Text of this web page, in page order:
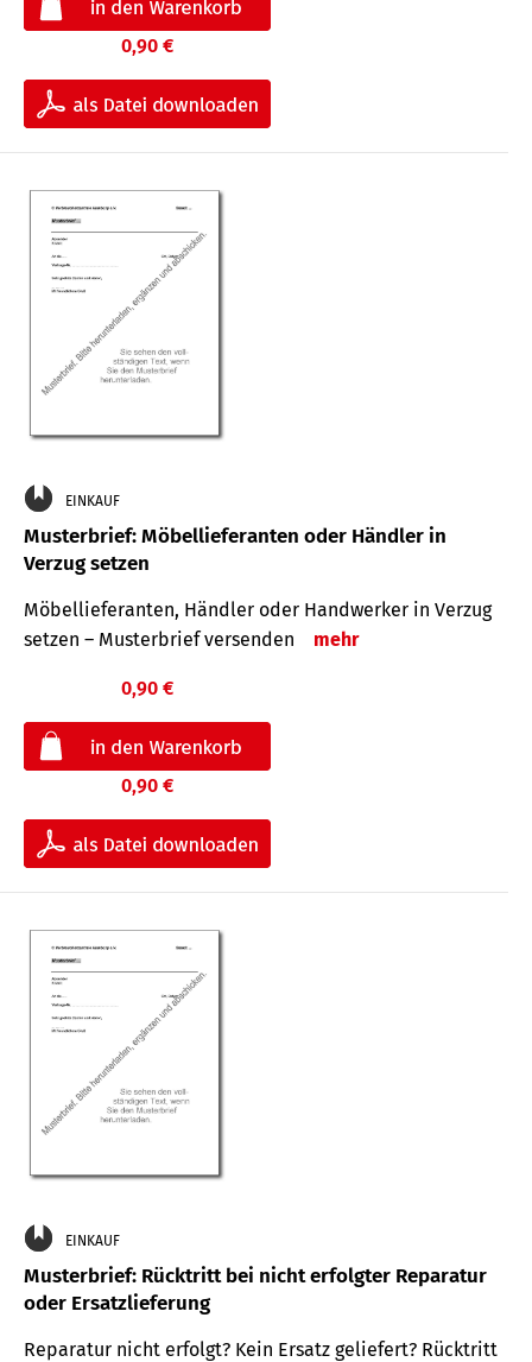
0,90 €
EINKAUF
Musterbrief: Möbellieferanten oder Händler in
Verzug setzen
Möbellieferanten, Händler oder Handwerker in Verzug
setzen – Musterbrief versenden
mehr
0,90 €
0,90 €
EINKAUF
Musterbrief: Rücktritt bei nicht erfolgter Reparatur
oder Ersatzlieferung
Reparatur nicht erfolgt? Kein Ersatz geliefert? Rücktritt